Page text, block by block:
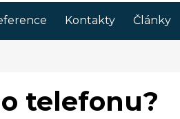
Kontakty Články
telefonu?